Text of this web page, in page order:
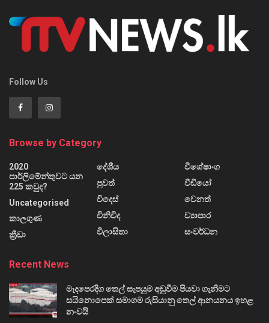
Follow Us
Browse by Category
2020
පාර්ලිමේන්තුවට යන
225 කවුද?
Uncategorised
කාලගුණ
ක්‍රීඩා
දේශීය
පුවත්
විදෙස්
විනිවිද
විලාසිතා
විශේෂාංග
වීඩියෝ
වෙනත්
ව්‍යාපාර
සංවර්ධන
Recent News
මැදපෙරදිග තෙල් සැපයුම අඩුවීම පියවා ගැනීමට
සයිනොපෙක් සමාගම රුසියානු තෙල් ආනයනය ඉහළ
නංවයි